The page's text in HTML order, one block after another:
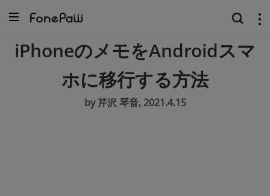
iPhoneのメモをAndroidスマ
ホに移行する方法
by 芹沢 琴音, 2021.4.15